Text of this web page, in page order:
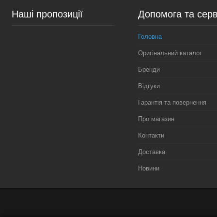
У вибране У наявності У вибране
Наші пропозиції Допомога та
Головна
Оригінальний каталог
Бренди
Відгуки
Гарантія та повернення
Про магазин
Контакти
Доставка
Новини